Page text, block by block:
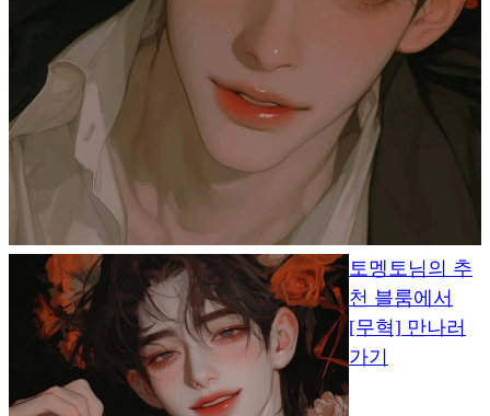
토멩토님의 추
천 블룸에서
[무혁] 만나러
가기